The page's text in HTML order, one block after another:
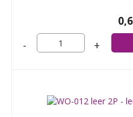
- +